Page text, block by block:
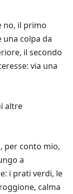
no, il primo
una colpa da
il secondo
via una
altre
per conto mio,
a
i prati verdi, le
calma